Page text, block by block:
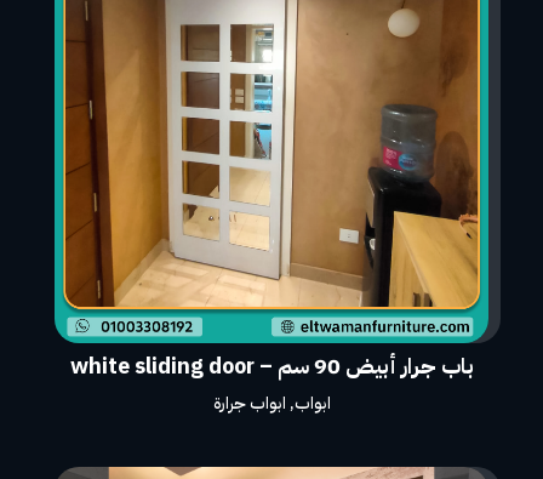
باب جرار أبيض 90 سم – white sliding door
ابواب, ابواب جرارة